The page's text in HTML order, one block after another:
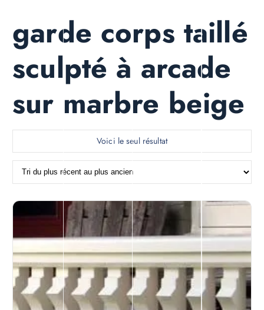
garde corps taillé
sculpté à arcade
sur marbre beige
Voici le seul résultat